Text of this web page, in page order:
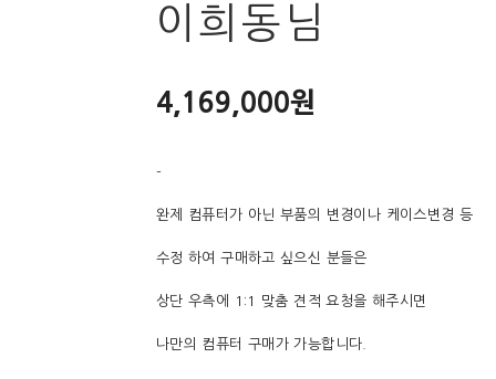
이희동님
4,169,000원
-
완제 컴퓨터가 아닌 부품의 변경이나 케이스변경 등
수정 하여 구매하고 싶으신 분들은
상단 우측에 1:1 맞춤 견적 요청을 해주시면
나만의 컴퓨터 구매가 가능합니다.